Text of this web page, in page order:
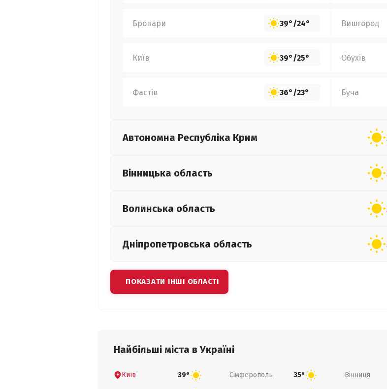
Бровари 39°/24° Вишгород
Київ 39°/25° Обухів
Фастів 36°/23° Буча
Автономна Республіка Крим
Вінницька область
Волинська область
Дніпропетровська область
ПОКАЗАТИ ІНШІ ОБЛАСТІ
Найбільші міста в Україні
Київ 39° Сімферополь 35° Вінниця